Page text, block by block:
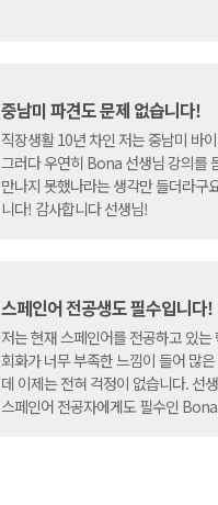
중남미 파견도 문제 없습니다!
직장생활 10년 차인 저는 중남미 바
그러다 우연히 Bona 선생님 강의를
만나지 못했나라는 생각만 들더라구
니다! 감사합니다 선생님!
스페인어 전공생도 필수입니다!
저는 현재 스페인어를 전공하고 있
회화가 너무 부족한 느낌이 들어 많
데 이제는 전혀 걱정이 없습니다. 선
스페인어 전공자에게도 필수인